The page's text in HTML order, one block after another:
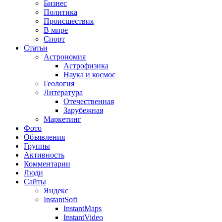
Бизнес
Политика
Происшествия
В мире
Спорт
Статьи
Астрономия
Астрофизика
Наука и космос
Геология
Литература
Отечественная
Зарубежная
Маркетинг
Фото
Объявления
Группы
Активность
Комментарии
Люди
Сайты
Яндекс
InstantSoft
InstantMaps
InstantVideo